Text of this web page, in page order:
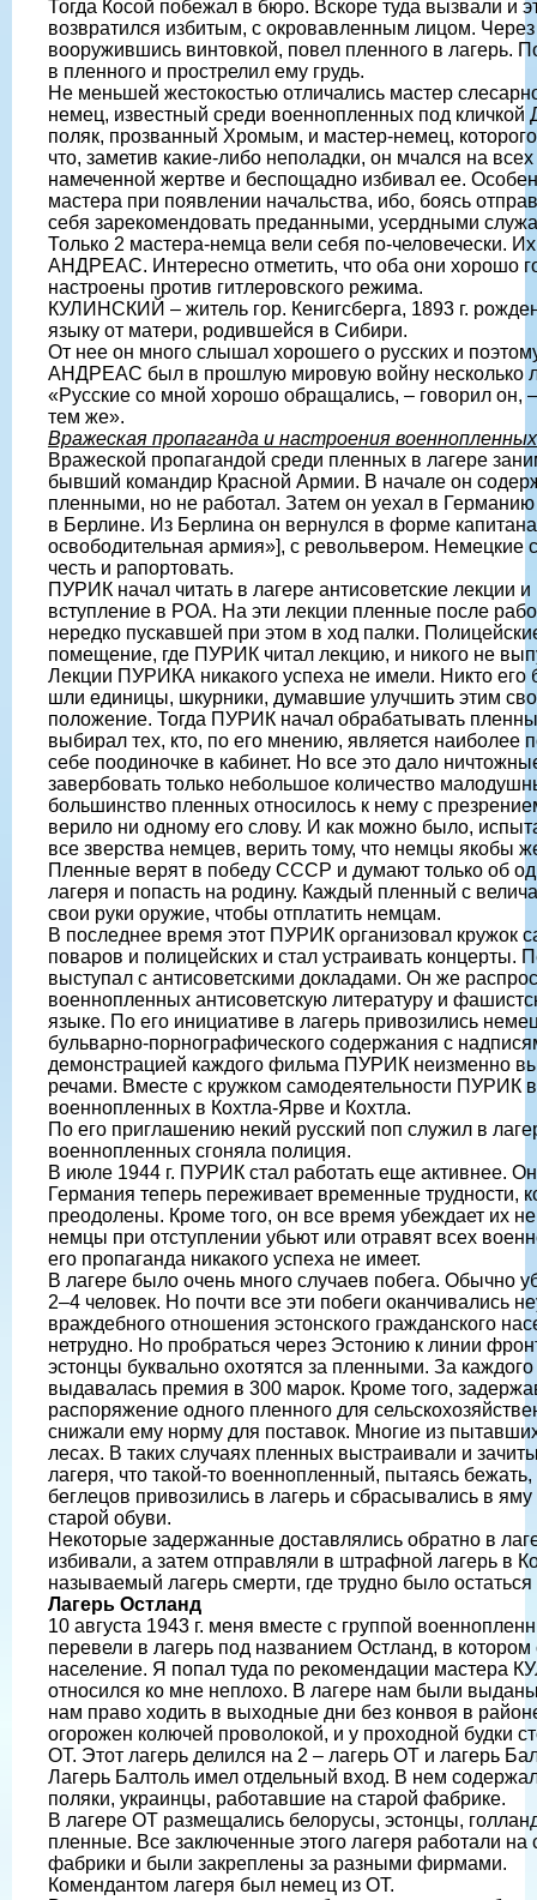
Тогда Косой побежал в бюро. Вскоре туда вызвали и
возвратился избитым, с окровавленным лицом.
вооружившись винтовкой, повел пленного в лагерь.
в пленного и прострелил ему грудь.
Не меньшей жестокостью отличались мастер
немец, известный среди военнопленных под
поляк, прозванный Хромым, и мастер-немец,
что, заметив какие-либо неполадки, он мчался на всех
намеченной жертве и беспощадно избивал ее.
мастера при появлении начальства, ибо, боясь
себя зарекомендовать преданными, усердными
Только 2 мастера-немца вели себя по-
АНДРЕАС. Интересно отметить, что оба они хорошо
настроены против гитлеровского режима.
КУЛИНСКИЙ – житель гор. Кенигсберга, 1893 г.
языку от матери, родившейся в Сибири.
От нее он много слышал хорошего о русских и
АНДРЕАС был в прошлую мировую войну несколько
«Русские со мной хорошо обращались, – говорил он,
тем же».
Вражеская пропаганда и настроения военнопленных
Вражеской пропагандой среди пленных в лагере
бывший командир Красной Армии. В начале он
пленными, но не работал. Затем он уехал в
в Берлине. Из Берлина он вернулся в форме
освободительная армия»], с револьвером. Немецкие
честь и рапортовать.
ПУРИК начал читать в лагере антисоветские лекции и
вступление в РОА. На эти лекции пленные после
нередко пускавшей при этом в ход палки.
помещение, где ПУРИК читал лекцию, и никого не
Лекции ПУРИКА никакого успеха не имели. Никто
шли единицы, шкурники, думавшие улучшить этим
положение. Тогда ПУРИК начал обрабатывать
выбирал тех, кто, по его мнению, является наиболее
себе поодиночке в кабинет. Но все это дало
завербовать только небольшое количество
большинство пленных относилось к нему с
верило ни одному его слову. И как можно было,
все зверства немцев, верить тому, что немцы якобы
Пленные верят в победу СССР и думают только об
лагеря и попасть на родину. Каждый пленный с
свои руки оружие, чтобы отплатить немцам.
В последнее время этот ПУРИК организовал кружок
поваров и полицейских и стал устраивать
выступал с антисоветскими докладами. Он же
военнопленных антисоветскую литературу и
языке. По его инициативе в лагерь привозились
бульварно-порнографического содержания с
демонстрацией каждого фильма ПУРИК неизменно
речами. Вместе с кружком самодеятельности ПУРИК
военнопленных в Кохтла-Ярве и Кохтла.
По его приглашению некий русский поп служил в
военнопленных сгоняла полиция.
В июле 1944 г. ПУРИК стал работать еще активнее.
Германия теперь переживает временные трудности,
преодолены. Кроме того, он все время убеждает их
немцы при отступлении убьют или отравят всех
его пропаганда никакого успеха не имеет.
В лагере было очень много случаев побега. Обычно
2–4 человек. Но почти все эти побеги оканчивались
враждебного отношения эстонского гражданского
нетрудно. Но пробраться через Эстонию к линии
эстонцы буквально охотятся за пленными. За
выдавалась премия в 300 марок. Кроме того,
распоряжение одного пленного для
снижали ему норму для поставок. Многие из
лесах. В таких случаях пленных выстраивали и
лагеря, что такой-то военнопленный, пытаясь
беглецов привозились в лагерь и сбрасывались в
старой обуви.
Некоторые задержанные доставлялись обратно в
избивали, а затем отправляли в штрафной лагерь в
называемый лагерь смерти, где трудно было
Лагерь Остланд
10 августа 1943 г. меня вместе с группой
перевели в лагерь под названием Остланд, в
население. Я попал туда по рекомендации мастера
относился ко мне неплохо. В лагере нам были
нам право ходить в выходные дни без конвоя в
огорожен колючей проволокой, и у проходной будки
ОТ. Этот лагерь делился на 2 – лагерь ОТ и лагерь
Лагерь Балтоль имел отдельный вход. В нем
поляки, украинцы, работавшие на старой фабрике.
В лагере ОТ размещались белорусы, эстонцы,
пленные. Все заключенные этого лагеря работали на
фабрики и были закреплены за разными фирмами.
Комендантом лагеря был немец из ОТ.